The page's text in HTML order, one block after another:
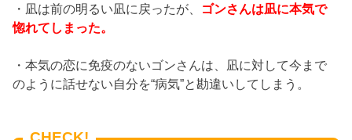
・凪は前の明るい凪に戻ったが、 ゴンさんは凪に本気で
惚れてしまった。
・本気の恋に免疫のないゴンさんは、凪に対して今まで
のように話せない自分を“病気”と勘違いしてしまう。